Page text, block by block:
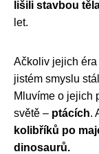
lišili stavbou
let.
Ačkoliv jejich
jistém smyslu
Mluvíme o jejich
světě – ptácích.
kolibříků po
dinosaurů.